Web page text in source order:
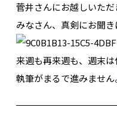
菅井さんにお越しいただ
みなさん、真剣にお聞き
来週も再来週も、週末は
執筆がまるで進みません